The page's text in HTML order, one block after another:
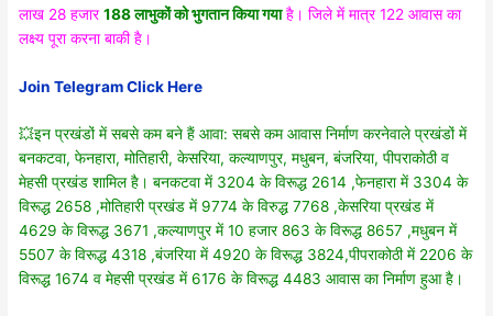
लाख 28 हजार188 लाभुकों को भुगतान किया गयाहै। जिले में मात्र 122 आवास का
लक्ष्य पूरा करना बाकी है।
Join Telegram Click Here
💥इन प्रखंडों में सबसे कम बने हैं आवा: सबसे कम आवास निर्माण करनेवाले प्रखंडों में
बनकटवा, फेनहारा, मोतिहारी, केसरिया, कल्याणपुर, मधुबन, बंजरिया, पीपराकोठी व
मेहसी प्रखंड शामिल है। बनकटवा में 3204 के विरूद्ध 2614 ,फेनहारा में 3304 के
विरूद्ध 2658 ,मोतिहारी प्रखंड में 9774 के विरुद्ध 7768 ,केसरिया प्रखंड में
4629 के विरूद्ध 3671 ,कल्याणपुर में 10 हजार 863 के विरूद्ध 8657 ,मधुबन में
5507 के विरूद्ध 4318 ,बंजरिया में 4920 के विरूद्ध 3824,पीपराकोठी में 2206 के
विरूद्ध 1674 व मेहसी प्रखंड में 6176 के विरूद्ध 4483 आवास का निर्माण हुआ है।